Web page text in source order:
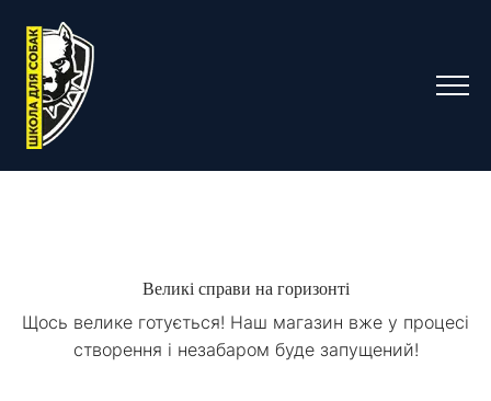
Великі справи на горизонті
Щось велике готується! Наш магазин вже у процесі
створення і незабаром буде запущений!